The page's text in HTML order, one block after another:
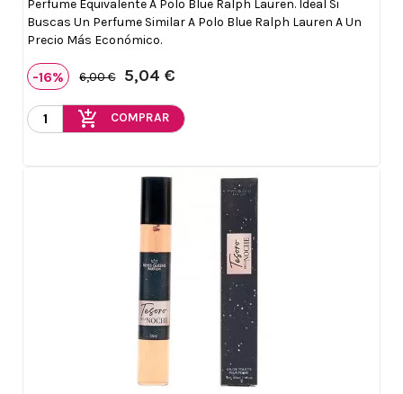
Perfume Equivalente A Polo Blue Ralph Lauren. Ideal Si
Buscas Un Perfume Similar A Polo Blue Ralph Lauren A Un
Precio Más Económico.
-16% 6,00 € 5,04 €
add_shopping_cart COMPRAR